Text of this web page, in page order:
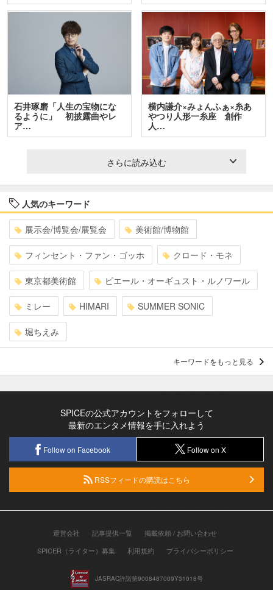
石井琢磨「人生の宝物にな
るように」 初披露曲やレ
ア…
横内謙介×みょんふぁ×糸あ
やつり人形一糸座 創作
人…
さらに読み込む
人気のキーワード
展示会/博覧会/展覧会 美術館/博物館
フィンセント・ファン・ゴッホ クロード・モネ
東京都美術館 ピエール・オーギュスト・ルノワール
ミレー HIMARI SUMMER SONIC
堀ちえみ
キーワードをもっと見る
SPICEの公式アカウントをフォローして
最新のエンタメ情報を手に入れよう
Follow on Facebook Follow on X
RSSフィードの購読はこちら
運営会社 記事提供一覧
掲載依頼 / お問い合わせ
SPICER（ライター）募集
利用規約 プライバシーポリシー
JASRAC許諾第9008487009Y31018号